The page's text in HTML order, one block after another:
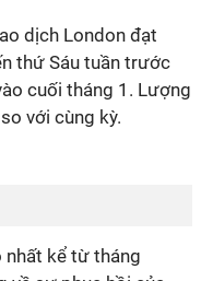
dịch London đạt
thứ Sáu tuần trước
cuối tháng 1. Lượng
với cùng kỳ.
kể từ tháng